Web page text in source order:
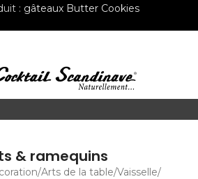
: gâteaux Butter Cookies
& ramequins
Arts de la table Vaisselle